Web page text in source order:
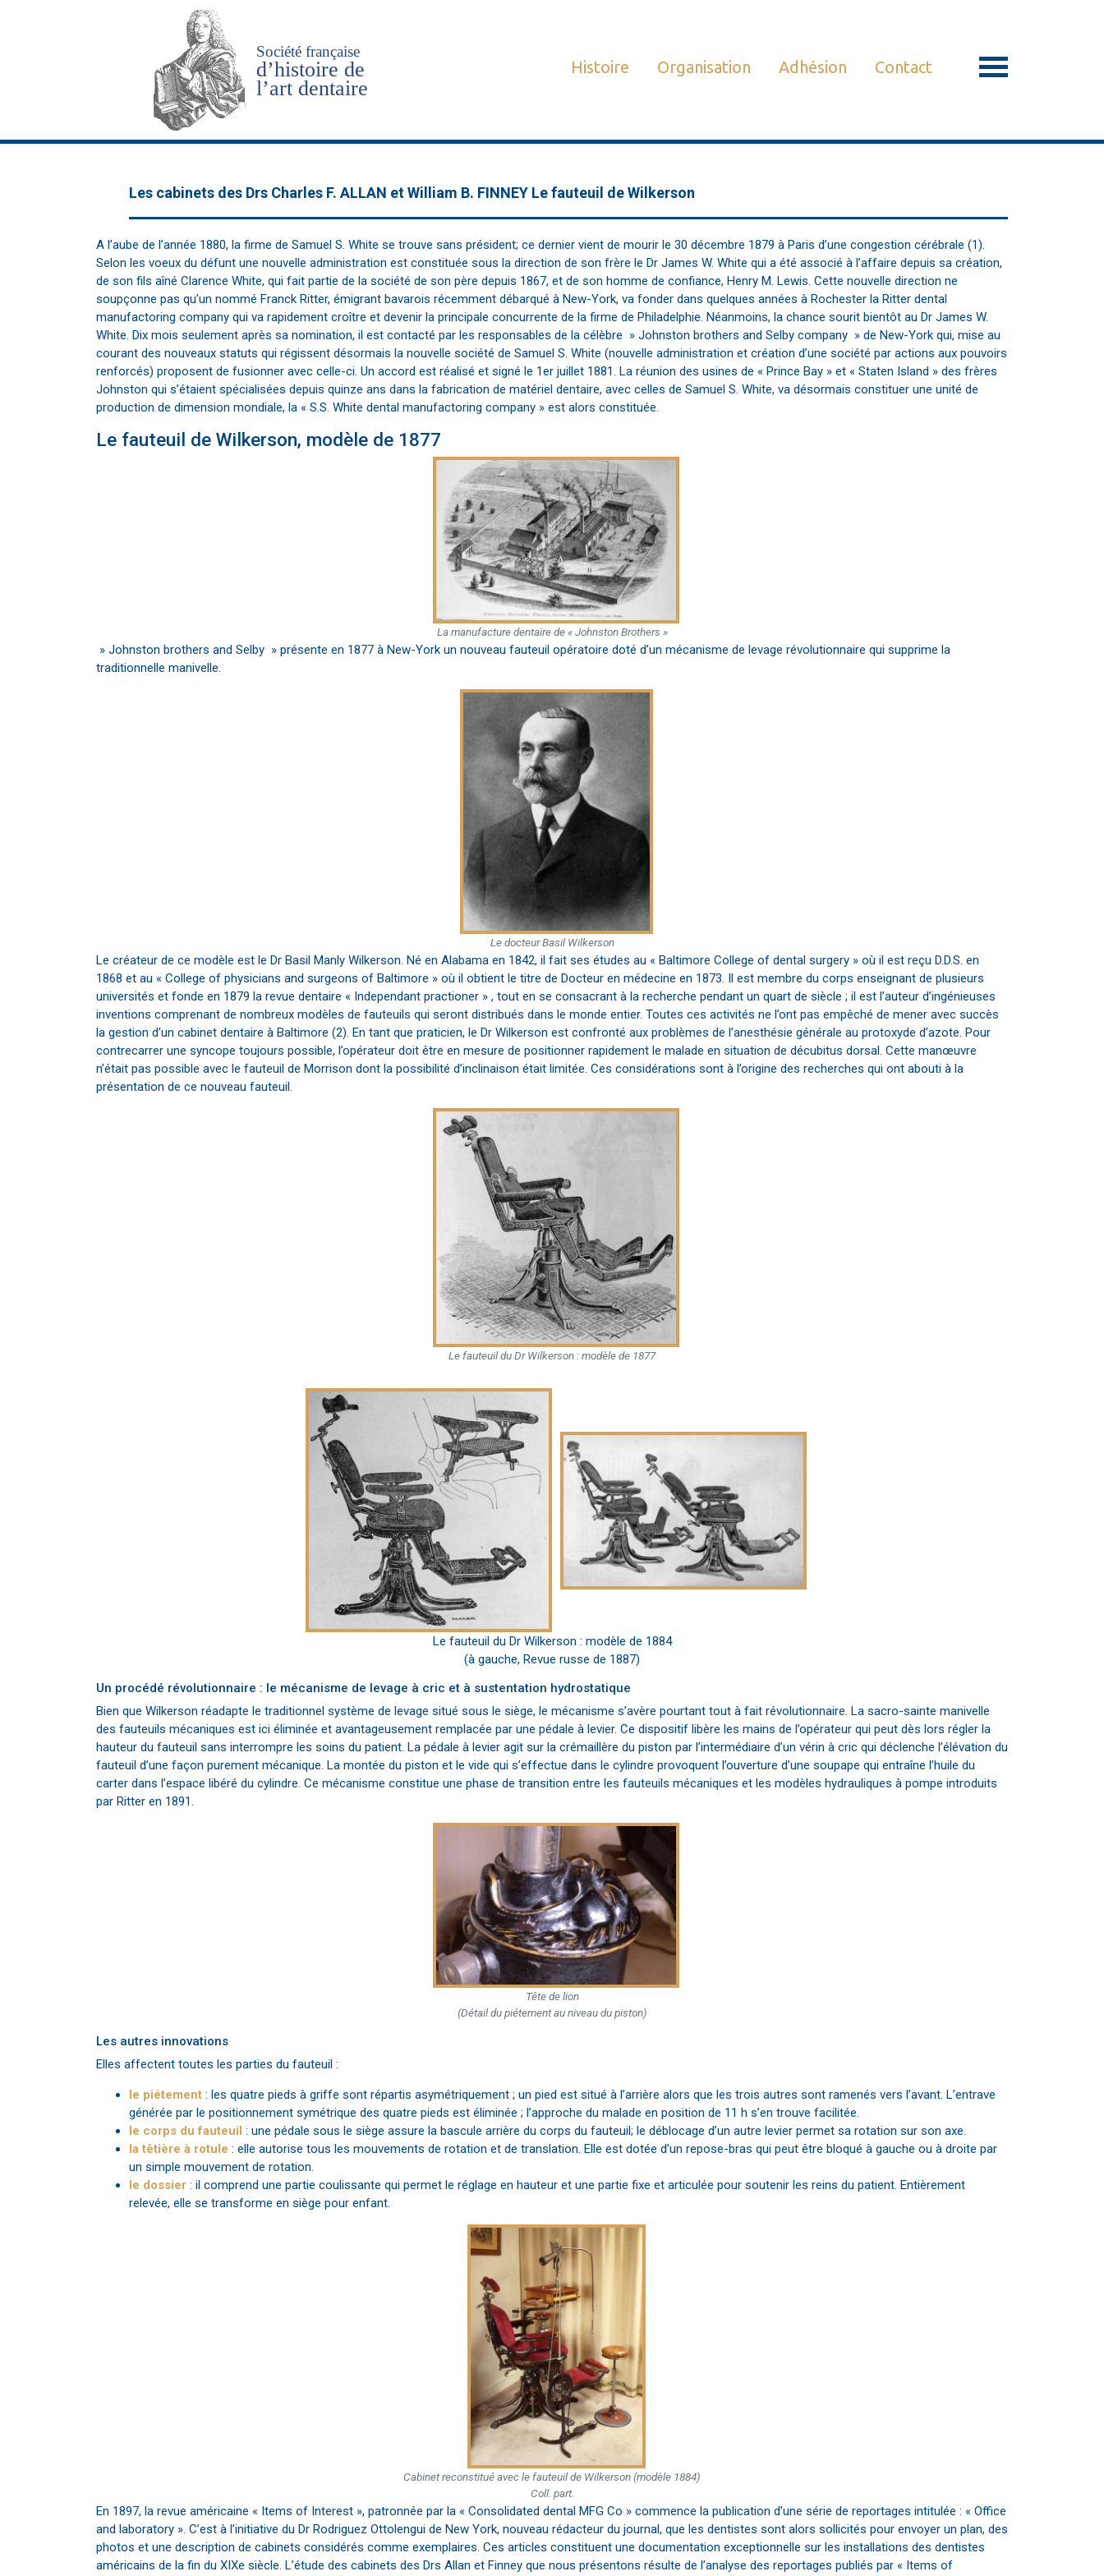
Histoire Organisation Adhésion Contact
Les cabinets des Drs Charles F. ALLAN et William B. FINNEY Le fauteuil de Wilkerson
A l’aube de l’année 1880, la firme de Samuel S. White se trouve sans président; ce dernier vient de mourir le 30 décembre 1879 à Paris d’une congestion cérébrale (1).
Selon les voeux du défunt une nouvelle administration est constituée sous la direction de son frère le Dr James W. White qui a été associé à l’affaire depuis sa création,
de son fils aîné Clarence White, qui fait partie de la société de son père depuis 1867, et de son homme de confiance, Henry M. Lewis. Cette nouvelle direction ne
soupçonne pas qu’un nommé Franck Ritter, émigrant bavarois récemment débarqué à New-York, va fonder dans quelques années à Rochester la Ritter dental
manufactoring company qui va rapidement croître et devenir la principale concurrente de la firme de Philadelphie. Néanmoins, la chance sourit bientôt au Dr James W.
White. Dix mois seulement après sa nomination, il est contacté par les responsables de la célèbre » Johnston brothers and Selby company » de New-York qui, mise au
courant des nouveaux statuts qui régissent désormais la nouvelle société de Samuel S. White (nouvelle administration et création d’une société par actions aux pouvoirs
renforcés) proposent de fusionner avec celle-ci. Un accord est réalisé et signé le 1er juillet 1881. La réunion des usines de « Prince Bay » et « Staten Island » des frères
Johnston qui s’étaient spécialisées depuis quinze ans dans la fabrication de matériel dentaire, avec celles de Samuel S. White, va désormais constituer une unité de
production de dimension mondiale, la « S.S. White dental manufactoring company » est alors constituée.
Le fauteuil de Wilkerson, modèle de 1877
La manufacture dentaire de « Johnston Brothers »
» Johnston brothers and Selby » présente en 1877 à New-York un nouveau fauteuil opératoire doté d’un mécanisme de levage révolutionnaire qui supprime la
traditionnelle manivelle.
Le docteur Basil Wilkerson
Le créateur de ce modèle est le Dr Basil Manly Wilkerson. Né en Alabama en 1842, il fait ses études au « Baltimore College of dental surgery » où il est reçu D.D.S. en
1868 et au « College of physicians and surgeons of Baltimore » où il obtient le titre de Docteur en médecine en 1873. Il est membre du corps enseignant de plusieurs
universités et fonde en 1879 la revue dentaire « Independant practioner » , tout en se consacrant à la recherche pendant un quart de siècle ; il est l’auteur d’ingénieuses
inventions comprenant de nombreux modèles de fauteuils qui seront distribués dans le monde entier. Toutes ces activités ne l’ont pas empêché de mener avec succès
la gestion d’un cabinet dentaire à Baltimore (2). En tant que praticien, le Dr Wilkerson est confronté aux problèmes de l’anesthésie générale au protoxyde d’azote. Pour
contrecarrer une syncope toujours possible, l’opérateur doit être en mesure de positionner rapidement le malade en situation de décubitus dorsal. Cette manœuvre
n’était pas possible avec le fauteuil de Morrison dont la possibilité d’inclinaison était limitée. Ces considérations sont à l’origine des recherches qui ont abouti à la
présentation de ce nouveau fauteuil.
Le fauteuil du Dr Wilkerson : modèle de 1877
Le fauteuil du Dr Wilkerson : modèle de 1884
(à gauche, Revue russe de 1887)
Un procédé révolutionnaire : le mécanisme de levage à cric et à sustentation hydrostatique
Bien que Wilkerson réadapte le traditionnel système de levage situé sous le siège, le mécanisme s’avère pourtant tout à fait révolutionnaire. La sacro-sainte manivelle
des fauteuils mécaniques est ici éliminée et avantageusement remplacée par une pédale à levier. Ce dispositif libère les mains de l’opérateur qui peut dès lors régler la
hauteur du fauteuil sans interrompre les soins du patient. La pédale à levier agit sur la crémaillère du piston par l’intermédiaire d’un vérin à cric qui déclenche l’élévation du
fauteuil d’une façon purement mécanique. La montée du piston et le vide qui s’effectue dans le cylindre provoquent l’ouverture d’une soupape qui entraîne l’huile du
carter dans l’espace libéré du cylindre. Ce mécanisme constitue une phase de transition entre les fauteuils mécaniques et les modèles hydrauliques à pompe introduits
par Ritter en 1891.
Tête de lion
(Détail du piétement au niveau du piston)
Les autres innovations
Elles affectent toutes les parties du fauteuil :
le piétement : les quatre pieds à griffe sont répartis asymétriquement ; un pied est situé à l’arrière alors que les trois autres sont ramenés vers l’avant. L’entrave
générée par le positionnement symétrique des quatre pieds est éliminée ; l’approche du malade en position de 11 h s’en trouve facilitée.
le corps du fauteuil : une pédale sous le siège assure la bascule arrière du corps du fauteuil; le déblocage d’un autre levier permet sa rotation sur son axe.
la têtière à rotule : elle autorise tous les mouvements de rotation et de translation. Elle est dotée d’un repose-bras qui peut être bloqué à gauche ou à droite par
un simple mouvement de rotation.
le dossier : il comprend une partie coulissante qui permet le réglage en hauteur et une partie fixe et articulée pour soutenir les reins du patient. Entièrement
relevée, elle se transforme en siège pour enfant.
Cabinet reconstitué avec le fauteuil de Wilkerson (modèle 1884)
Coll. part.
En 1897, la revue américaine « Items of Interest », patronnée par la « Consolidated dental MFG Co » commence la publication d’une série de reportages intitulée : « Office
and laboratory ». C’est à l’initiative du Dr Rodriguez Ottolengui de New York, nouveau rédacteur du journal, que les dentistes sont alors sollicités pour envoyer un plan, des
photos et une description de cabinets considérés comme exemplaires. Ces articles constituent une documentation exceptionnelle sur les installations des dentistes
américains de la fin du XIXe siècle. L’étude des cabinets des Drs Allan et Finney que nous présentons résulte de l’analyse des reportages publiés par « Items of